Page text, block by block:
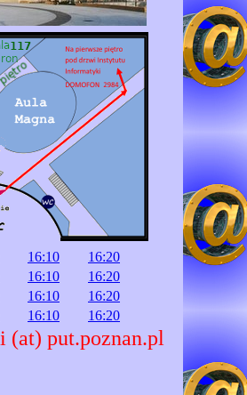
16:10 16:20
16:10 16:20
16:10 16:20
16:10 16:20
(at) put.poznan.pl